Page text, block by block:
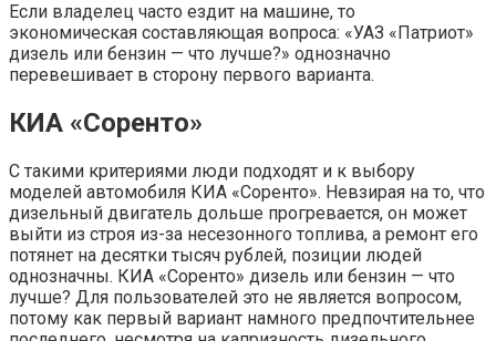
Если владелец часто ездит на машине, то
экономическая составляющая вопроса: «УАЗ «Патриот»
дизель или бензин — что лучше?» однозначно
перевешивает в сторону первого варианта.
КИА «Соренто»
С такими критериями люди подходят и к выбору
моделей автомобиля КИА «Соренто». Невзирая на то, что
дизельный двигатель дольше прогревается, он может
выйти из строя из-за несезонного топлива, а ремонт его
потянет на десятки тысяч рублей, позиции людей
однозначны. КИА «Соренто» дизель или бензин — что
лучше? Для пользователей это не является вопросом,
потому как первый вариант намного предпочтительнее